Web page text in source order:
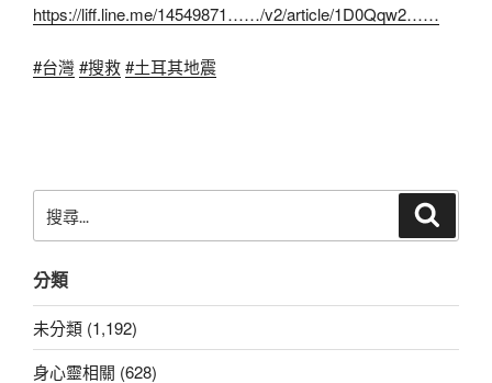
https://liff.line.me/14549871……/v2/article/1D0Qqw2……
#台灣 #搜救#土耳其地震
尋
鍵
字:
分類
未分類 (1,192)
身心靈相關 (628)